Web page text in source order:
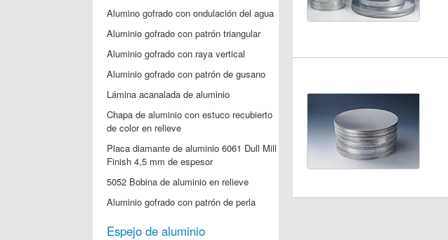
Alumino gofrado con ondulación del agua
Aluminio gofrado con patrón triangular
Aluminio gofrado con raya vertical
Aluminio gofrado con patrón de gusano
Lámina acanalada de aluminio
Chapa de aluminio con estuco recubierto
de color en relieve
Placa diamante de aluminio 6061 Dull Mill
Finish 4,5 mm de espesor
5052 Bobina de aluminio en relieve
Aluminio gofrado con patrón de perla
Espejo de aluminio